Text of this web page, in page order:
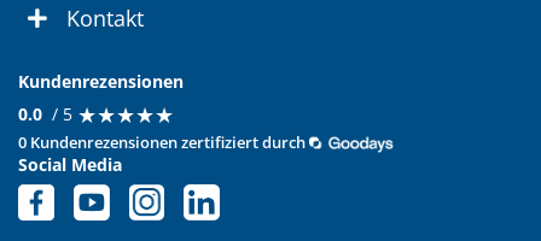
Kontakt
Kundenrezensionen
0.0 / 5 ★★★★★
★★★★★
0 Kundenrezensionen zertifiziert durch
Social Media